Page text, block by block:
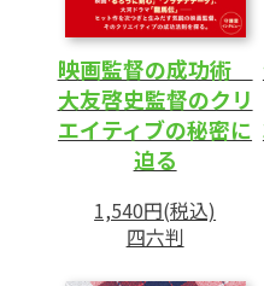
映画監督の成功術
大友啓史監督のクリ
エイティブの秘密に
迫る
1,540円(税込)
四六判